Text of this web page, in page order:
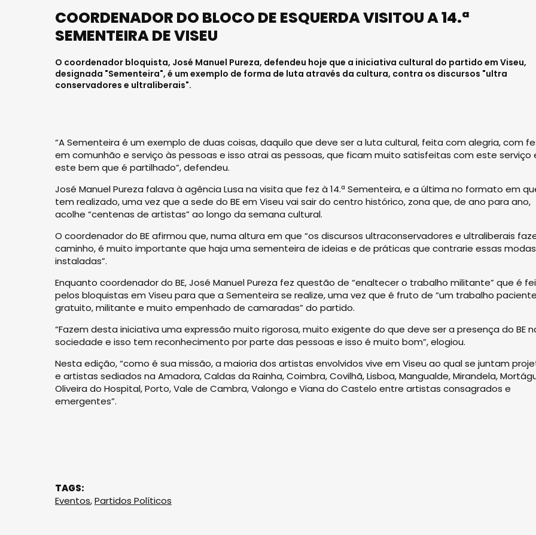
COORDENADOR DO BLOCO DE ESQUERDA VISITOU A 14.ª
SEMENTEIRA DE VISEU
O coordenador bloquista, José Manuel Pureza, defendeu hoje que a iniciativa cultural do partido em Viseu,
designada "Sementeira", é um exemplo de forma de luta através da cultura, contra os discursos "ultra
conservadores e ultraliberais".
“A Sementeira é um exemplo de duas coisas, daquilo que deve ser a luta cultural, feita com alegria, com
em comunhão e serviço às pessoas e isso atrai as pessoas, que ficam muito satisfeitas com este serviço
este bem que é partilhado”, defendeu.
José Manuel Pureza falava à agência Lusa na visita que fez à 14.ª Sementeira, e a última no formato em
tem realizado, uma vez que a sede do BE em Viseu vai sair do centro histórico, zona que, de ano para ano,
acolhe “centenas de artistas” ao longo da semana cultural.
O coordenador do BE afirmou que, numa altura em que “os discursos ultraconservadores e ultraliberais
caminho, é muito importante que haja uma sementeira de ideias e de práticas que contrarie essas modas
instaladas”.
Enquanto coordenador do BE, José Manuel Pureza fez questão de “enaltecer o trabalho militante” que é
pelos bloquistas em Viseu para que a Sementeira se realize, uma vez que é fruto de “um trabalho
gratuito, militante e muito empenhado de camaradas” do partido.
“Fazem desta iniciativa uma expressão muito rigorosa, muito exigente do que deve ser a presença do BE
sociedade e isso tem reconhecimento por parte das pessoas e isso é muito bom”, elogiou.
Nesta edição, “como é sua missão, a maioria dos artistas envolvidos vive em Viseu ao qual se juntam
e artistas sediados na Amadora, Caldas da Rainha, Coimbra, Covilhã, Lisboa, Mangualde, Mirandela,
Oliveira do Hospital, Porto, Vale de Cambra, Valongo e Viana do Castelo entre artistas consagrados e
emergentes”.
TAGS:
Eventos,Partidos Políticos